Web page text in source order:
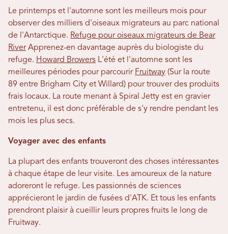
Le printemps et l'automne sont les meilleurs mois pour
observer des milliers d'oiseaux migrateurs au parc national
de l'Antarctique. Refuge pour oiseaux migrateurs de Bear
RiverApprenez-en davantage auprès du biologiste du
refuge. Howard Browers L'été et l'automne sont les
meilleures périodes pour parcourir Fruitway (Sur la route
89 entre Brigham City et Willard) pour trouver des produits
frais locaux. La route menant à Spiral Jetty est en gravier
entretenu, il est donc préférable de s'y rendre pendant les
mois les plus secs.
Voyager avec des enfants
La plupart des enfants trouveront des choses intéressantes
à chaque étape de leur visite. Les amoureux de la nature
adoreront le refuge. Les passionnés de sciences
apprécieront le jardin de fusées d'ATK. Et tous les enfants
prendront plaisir à cueillir leurs propres fruits le long de
Fruitway.